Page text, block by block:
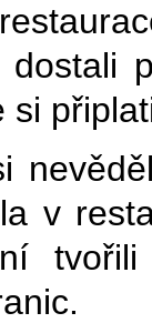
dostali
v